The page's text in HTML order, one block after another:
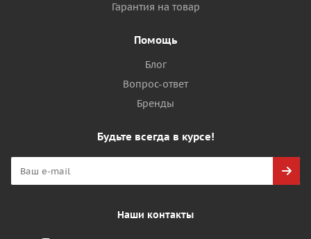
Гарантия на товар
Помощь
Блог
Вопрос-ответ
Бренды
Будьте всегда в курсе!
Наши контакты